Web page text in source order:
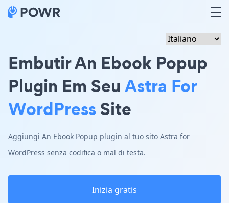
Embutir An Ebook Popup
Plugin Em Seu Astra For
WordPressSite
Aggiungi An Ebook Popup plugin al tuo sito Astra for
WordPress senza codifica o mal di testa.
Inizia gratis